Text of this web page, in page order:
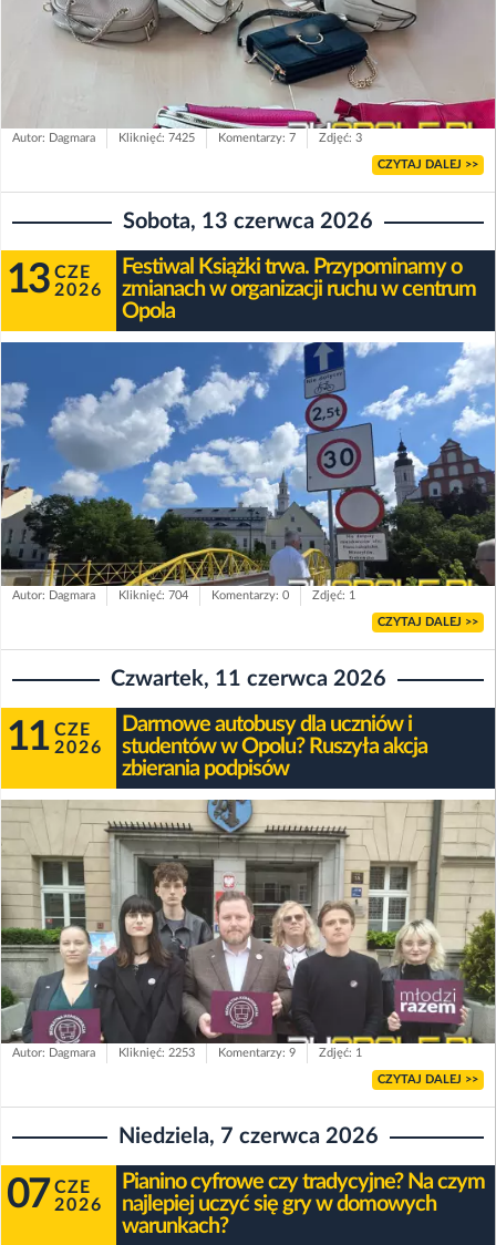
Autor: Dagmara Kliknięć: 7425 Komentarzy: 7 Zdjęć: 3
CZYTAJ DALEJ >>
Sobota, 13 czerwca 2026
13 CZE
2026
Festiwal Książki trwa. Przypominamy o
zmianach w organizacji ruchu w centrum
Opola
Autor: Dagmara Kliknięć: 704 Komentarzy: 0 Zdjęć: 1
CZYTAJ DALEJ >>
Czwartek, 11 czerwca 2026
11 CZE
2026
Darmowe autobusy dla uczniów i
studentów w Opolu? Ruszyła akcja
zbierania podpisów
Autor: Dagmara Kliknięć: 2253 Komentarzy: 9 Zdjęć: 1
CZYTAJ DALEJ >>
Niedziela, 7 czerwca 2026
07 CZE
2026
Pianino cyfrowe czy tradycyjne? Na czym
najlepiej uczyć się gry w domowych
warunkach?